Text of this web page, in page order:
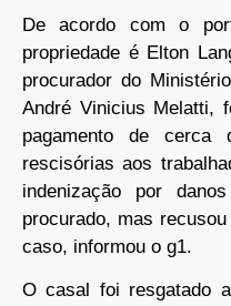
De acordo com o
propriedade é Elton
procurador do
André Vinicius Melatti,
pagamento de
rescisórias aos
indenização por
procurado, mas
caso, informou o g1.
O casal foi resgatado